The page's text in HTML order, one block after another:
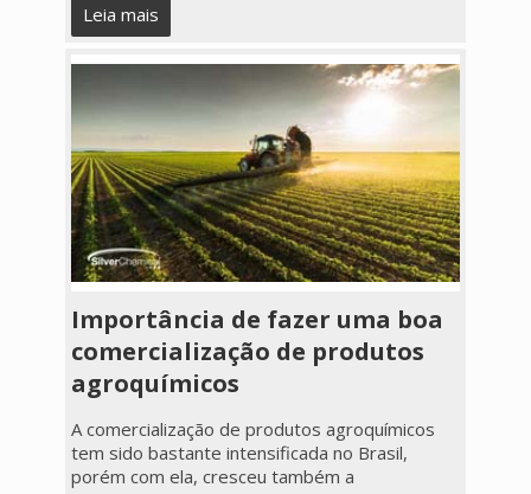
Leia mais
Importância de fazer uma boa
comercialização de produtos
agroquímicos
A comercialização de produtos agroquímicos
tem sido bastante intensificada no Brasil,
porém com ela, cresceu também a